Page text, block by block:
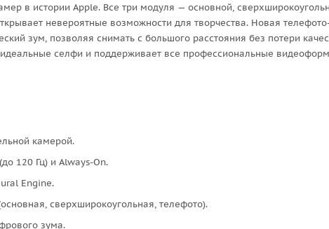
в истории Apple. Все три модуля — основной,
невероятные возможности для творчества. Новая
зум, позволяя снимать с большого расстояния без потери
селфи и поддерживает все профессиональные
камерой.
120 Гц) и Always-On.
Engine.
сверхширокоугольная, телефото).
зума.